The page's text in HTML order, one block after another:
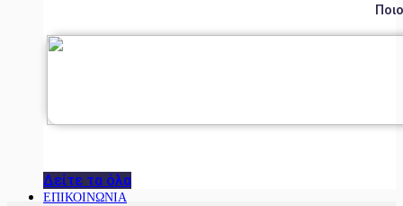
Δείτε τα όλα
ΕΠΙΚΟΙΝΩΝΙΑ